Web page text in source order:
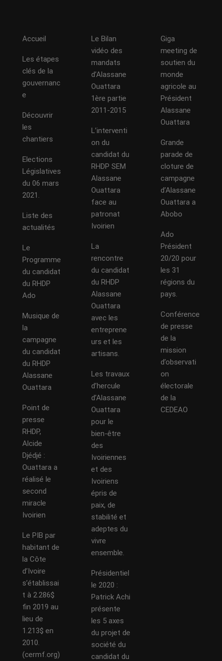
Accueil
Les étapes
clés de la
gouvernanc
e
Découvrir
les
chantiers
Elections
Législatives
du 06 mars
2021.
Liste des
actualités
Le
Programme
du candidat
du RHDP
Ado
Musique de
la
campagne
du candidat
du RHDP
Alassane
Ouattara
Point de
presse
RHDP,
Alcide
Djédjé :
Ouattara a
réalisé le
second
miracle
Ivoirien
Le PIB par
habitant de
la Côte
d’Ivoire
s’établissai
t à 2.286$
fin 2019 au
lieu de
1.213$ en
2010.
(cermf.org)
Le Bilan
vidéo des
mandats
d’Alassane
Ouattara
1ère partie
2011-2015
L’interventi
on du
candidat du
RHDP SEM
Alassane
Ouattara
face au
patronat
Ivoirien
La
rencontre
du candidat
du RHDP
Alassane
Ouattara
avec les
entreprene
urs et les
artisans.
Les travaux
d’hercule
d’Alassane
Ouattara
pour le
bien-être
des
Ivoiriennes
et des
Ivoiriens
épris de
paix, de
stabilité et
adeptes du
vivre
ensemble.
Présidentiel
le 2020 :
Patrick Achi
présente
les 5 axes
du projet de
société du
candidat du
Giga
meeting de
soutien du
monde
agricole au
Président
Alassane
Ouattara
Grande
parade de
cloture de
campagne
d’Alassane
Ouattara a
Abobo
Ado
Président
20/20 pour
les 31
régions du
pays.
Conférence
de presse
de la
mission
d’observati
on
électorale
de la
CEDEAO